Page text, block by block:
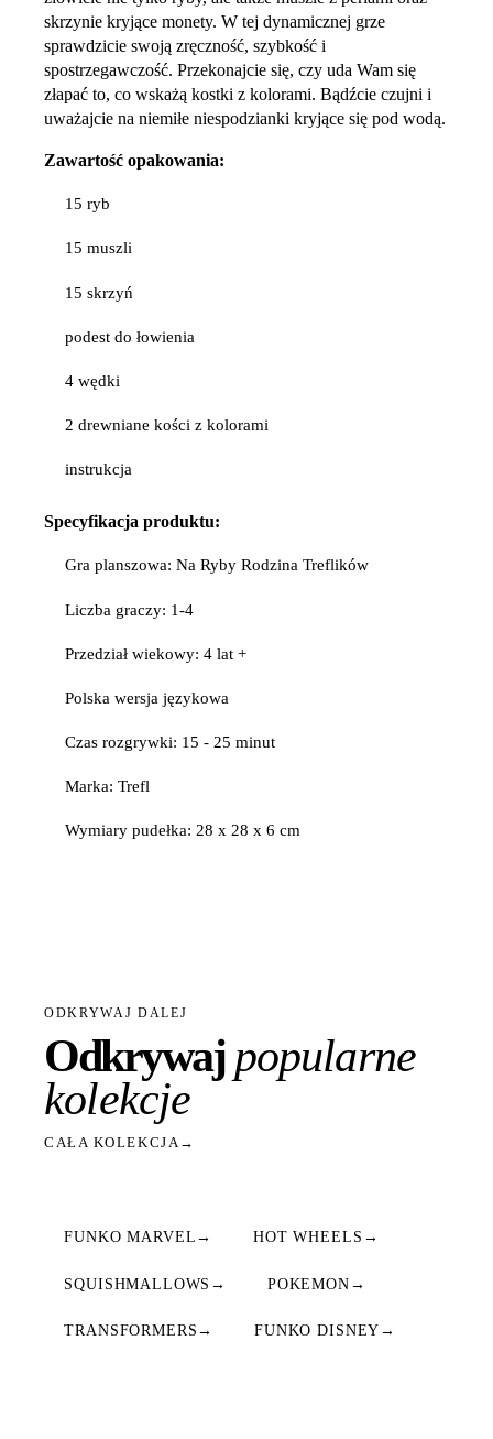
skrzynie kryjące monety. W tej dynamicznej grze
sprawdzicie swoją zręczność, szybkość i
spostrzegawczość. Przekonajcie się, czy uda Wam się
złapać to, co wskażą kostki z kolorami. Bądźcie czujni i
uważajcie na niemiłe niespodzianki kryjące się pod wodą.
Zawartość opakowania:
15 ryb
15 muszli
15 skrzyń
podest do łowienia
4 wędki
2 drewniane kości z kolorami
instrukcja
Specyfikacja produktu:
Gra planszowa: Na Ryby Rodzina Treflików
Liczba graczy: 1-4
Przedział wiekowy: 4 lat +
Polska wersja językowa
Czas rozgrywki: 15 - 25 minut
Marka: Trefl
Wymiary pudełka: 28 x 28 x 6 cm
ODKRYWAJ DALEJ
Odkrywajpopularne
kolekcje
CAŁA KOLEKCJA→
FUNKO MARVEL → HOT WHEELS →
SQUISHMALLOWS → POKEMON →
TRANSFORMERS → FUNKO DISNEY →